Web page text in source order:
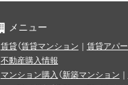
メニュー
賃貸（賃貸マンション 賃貸アパー
不動産購入情報
マンション購入 （新築マンション